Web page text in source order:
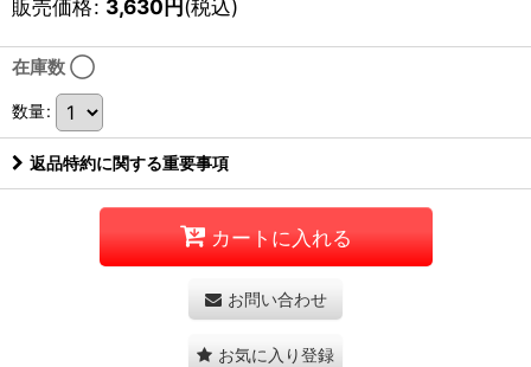
販売価格: 3,630円(税込)
在庫数 ◯
数量:
返品特約に関する重要事項
カートに入れる
お問い合わせ
お気に入り登録